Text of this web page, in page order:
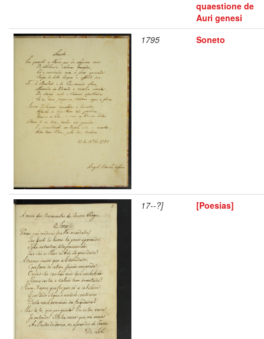
quaestione de
Auri genesi
1795
Soneto
17--?] [Poesias]